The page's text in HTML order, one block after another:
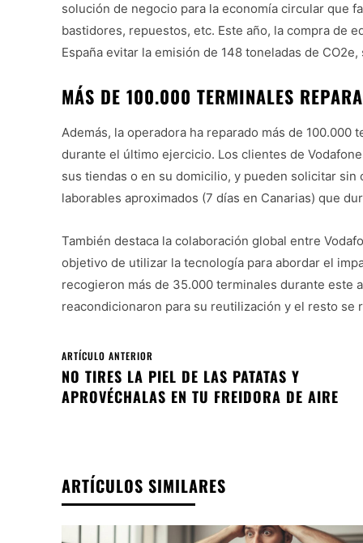
solución de negocio para la economía circular que
bastidores, repuestos, etc. Este año, la compra de
España evitar la emisión de 148 toneladas de
MÁS DE 100.000 TERMINALES
Además, la operadora ha reparado más de
durante el último ejercicio. Los clientes de
sus tiendas o en su domicilio, y pueden solicitar
laborables aproximados (7 días en Canarias) que
También destaca la colaboración global entre
objetivo de utilizar la tecnología para abordar el
recogieron más de 35.000 terminales durante este
reacondicionaron para su reutilización y el resto se
ARTÍCULO ANTERIOR
NO TIRES LA PIEL DE LAS PATATAS Y
APROVÉCHALAS EN TU FREIDORA DE AIRE
ARTÍCULOS SIMILARES